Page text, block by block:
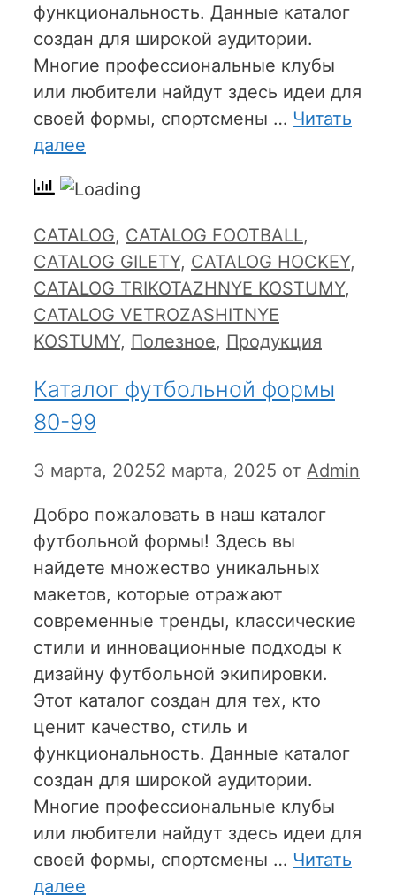
функциональность. Данные каталог
создан для широкой аудитории.
Многие профессиональные клубы
или любители найдут здесь идеи для
своей формы, спортсмены … Читать
далее
Рубрики
CATALOG, CATALOG FOOTBALL,
CATALOG GILETY, CATALOG HOCKEY,
CATALOG TRIKOTAZHNYE KOSTUMY,
CATALOG VETROZASHITNYE
KOSTUMY, Полезное, Продукция
Каталог футбольной формы
80-99
3 марта, 20252 марта, 2025 от Admin
Добро пожаловать в наш каталог
футбольной формы! Здесь вы
найдете множество уникальных
макетов, которые отражают
современные тренды, классические
стили и инновационные подходы к
дизайну футбольной экипировки.
Этот каталог создан для тех, кто
ценит качество, стиль и
функциональность. Данные каталог
создан для широкой аудитории.
Многие профессиональные клубы
или любители найдут здесь идеи для
своей формы, спортсмены … Читать
далее